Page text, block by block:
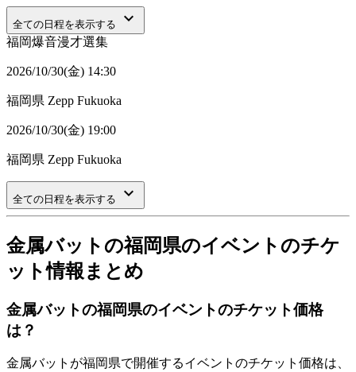
全ての日程を表示する keyboard_arrow_down
福岡爆音漫才選集
2026/10/30(金) 14:30
福岡県 Zepp Fukuoka
2026/10/30(金) 19:00
福岡県 Zepp Fukuoka
全ての日程を表示する keyboard_arrow_down
金属バットの福岡県のイベントのチケ
ット情報まとめ
金属バットの福岡県のイベントのチケット価格
は？
金属バットが福岡県で開催するイベントのチケット価格は、